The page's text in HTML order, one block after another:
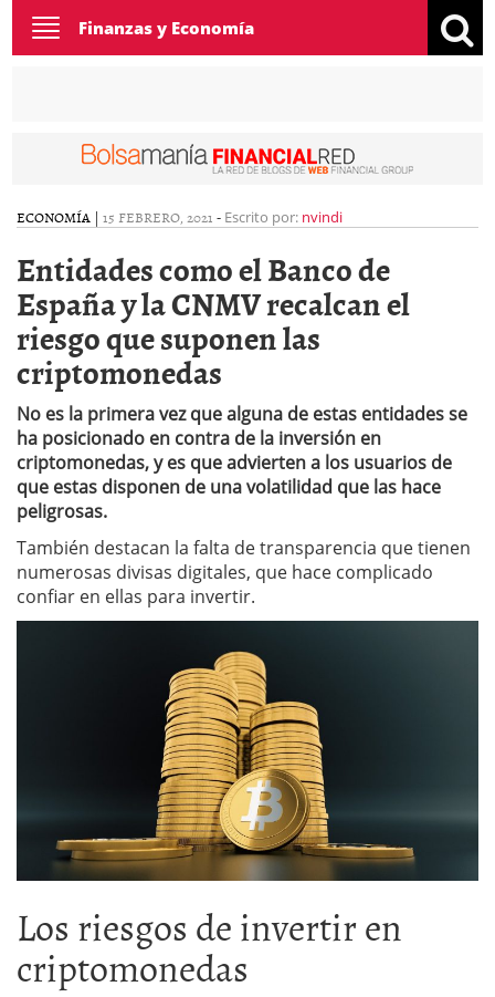
Toggle
navigation
Finanzas y Economía
ECONOMÍA | 15 FEBRERO, 2021 - Escrito por: nvindi
Entidades como el Banco de
España y la CNMV recalcan el
riesgo que suponen las
criptomonedas
No es la primera vez que alguna de estas entidades se
ha posicionado en contra de la inversión en
criptomonedas, y es que advierten a los usuarios de
que estas disponen de una volatilidad que las hace
peligrosas.
También destacan la falta de transparencia que tienen
numerosas divisas digitales, que hace complicado
confiar en ellas para invertir.
Los riesgos de invertir en
criptomonedas